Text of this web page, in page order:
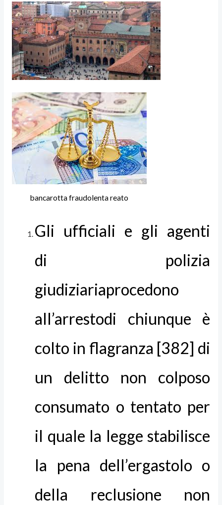
bancarotta fraudolenta reato
Gli ufficiali e gli agenti
di polizia
giudiziariaprocedono
all’arrestodi chiunque è
colto in flagranza [382] di
un delitto non colposo
consumato o tentato per
il quale la legge stabilisce
la pena dell’ergastolo o
della reclusione non